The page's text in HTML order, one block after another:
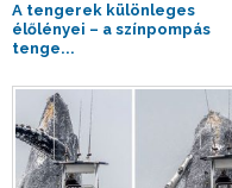
A tengerek különleges
élőlényei – a színpompás
tenge...